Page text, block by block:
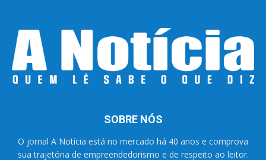
SOBRE NÓS
O jornal A Notícia está no mercado há 40 anos e comprova
sua trajetória de empreendedorismo e de respeito ao leitor.